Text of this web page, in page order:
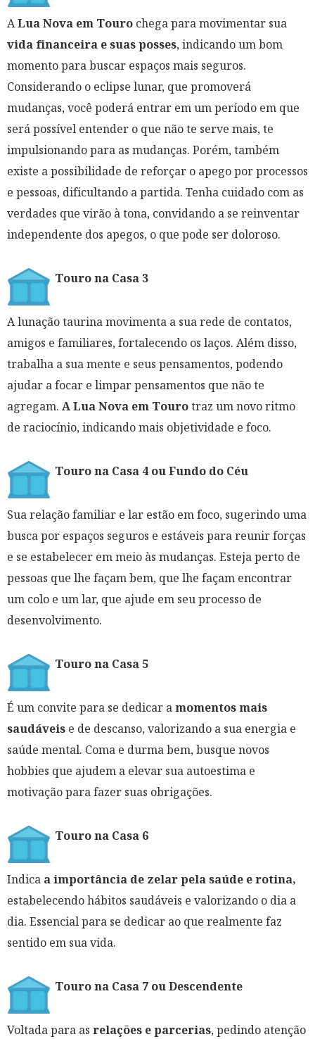
ALua Nova em Touro chega para movimentar sua
vida financeira e suas posses, indicando um bom
momento para buscar espaços mais seguros.
Considerando o eclipse lunar, que promoverá
mudanças, você poderá entrar em um período em que
será possível entender o que não te serve mais, te
impulsionando para as mudanças. Porém, também
existe a possibilidade de reforçar o apego por processos
e pessoas, dificultando a partida. Tenha cuidado com as
verdades que virão à tona, convidando a se reinventar
independente dos apegos, o que pode ser doloroso.
Touro na Casa 3
A lunação taurina movimenta a sua rede de contatos,
amigos e familiares, fortalecendo os laços. Além disso,
trabalha a sua mente e seus pensamentos, podendo
ajudar a focar e limpar pensamentos que não te
agregam. A Lua Nova em Tourotraz um novo ritmo
de raciocínio, indicando mais objetividade e foco.
Touro na Casa 4 ou Fundo do Céu
Sua relação familiar e lar estão em foco, sugerindo uma
busca por espaços seguros e estáveis para reunir forças
e se estabelecer em meio às mudanças. Esteja perto de
pessoas que lhe façam bem, que lhe façam encontrar
um colo e um lar, que ajude em seu processo de
desenvolvimento.
Touro na Casa 5
É um convite para se dedicar amomentos mais
saudáveis e de descanso, valorizando a sua energia e
saúde mental. Coma e durma bem, busque novos
hobbies que ajudem a elevar sua autoestima e
motivação para fazer suas obrigações.
Touro na Casa 6
Indica a importância de zelar pela saúde e rotina,
estabelecendo hábitos saudáveis e valorizando o dia a
dia. Essencial para se dedicar ao que realmente faz
sentido em sua vida.
Touro na Casa 7 ou Descendente
Voltada para as relações e parcerias, pedindo atenção